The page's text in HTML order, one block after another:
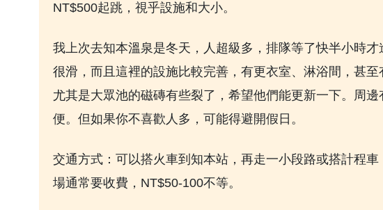
NT$500起跳，視乎設施和大小。
我上次去知本溫泉是冬天，人超級多，排隊等了快半小時
很滑，而且這裡的設施比較完善，有更衣室、淋浴間，甚
尤其是大眾池的磁磚有些裂了，希望他們能更新一下。周
便。但如果你不喜歡人多，可能得避開假日。
交通方式：可以搭火車到知本站，再走一小段路或搭計程
場通常要收費，NT$50-100不等。